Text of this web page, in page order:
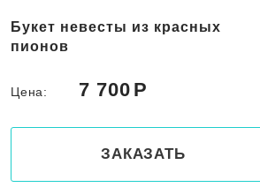
Букет невесты из красных
пионов
Цена: 7 700
ЗАКАЗАТЬ